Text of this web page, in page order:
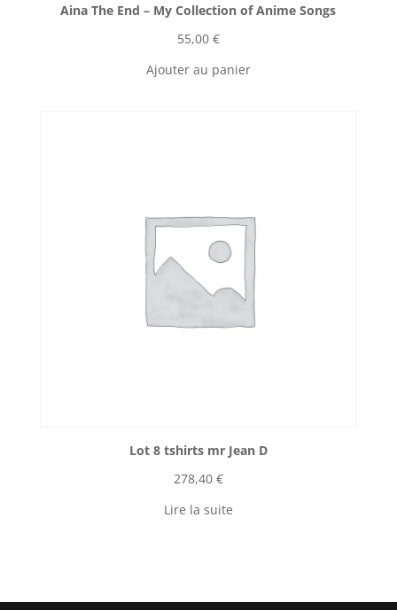
Aina The End ‎– My Collection of Anime Songs
55,00 €
Ajouter au panier
Lot 8 tshirts mr Jean D
278,40 €
Lire la suite